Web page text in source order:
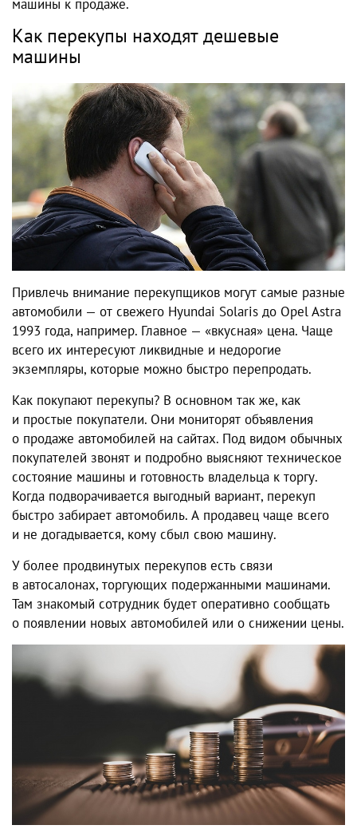
машины к продаже.
Как перекупы находят дешевые
машины
Привлечь внимание перекупщиков могут самые разные
автомобили — от свежего Hyundai Solaris до Opel Astra
1993 года, например. Главное — «вкусная» цена. Чаще
всего их интересуют ликвидные и недорогие
экземпляры, которые можно быстро перепродать.
Как покупают перекупы? В основном так же, как
и простые покупатели. Они мониторят объявления
о продаже автомобилей на сайтах. Под видом обычных
покупателей звонят и подробно выясняют техническое
состояние машины и готовность владельца к торгу.
Когда подворачивается выгодный вариант, перекуп
быстро забирает автомобиль. А продавец чаще всего
и не догадывается, кому сбыл свою машину.
У более продвинутых перекупов есть связи
в автосалонах, торгующих подержанными машинами.
Там знакомый сотрудник будет оперативно сообщать
о появлении новых автомобилей или о снижении цены.